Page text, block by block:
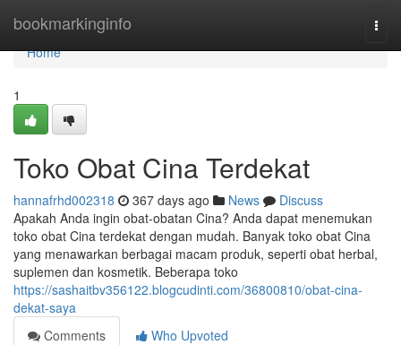
bookmarkinginfo
Home
Home
1
Toko Obat Cina Terdekat
hannafrhd002318 367 days ago News
Discuss
Apakah Anda ingin obat-obatan Cina? Anda dapat menemukan
toko obat Cina terdekat dengan mudah. Banyak toko obat Cina
yang menawarkan berbagai macam produk, seperti obat herbal,
suplemen dan kosmetik. Beberapa toko
https://sashaitbv356122.blogcudinti.com/36800810/obat-cina-
dekat-saya
Comments
Who Upvoted